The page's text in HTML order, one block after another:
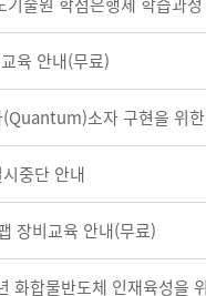
육 안내(무료)
소자 구현을 위
중단 안내
장비교육 안내(무료)
화합물반도체 인재육성을